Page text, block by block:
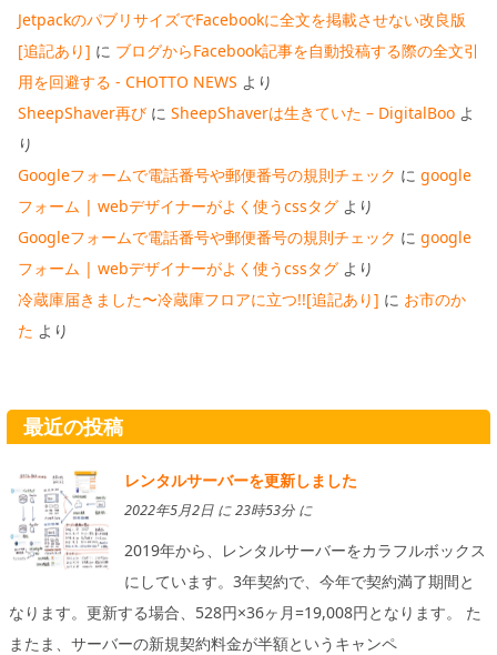
JetpackのパブリサイズでFacebookに全文を掲載させない改良版
[追記あり] に ブログからFacebook記事を自動投稿する際の全文引
用を回避する - CHOTTO NEWS より
SheepShaver再び に SheepShaverは生きていた – DigitalBoo よ
り
Googleフォームで電話番号や郵便番号の規則チェック に google
フォーム | webデザイナーがよく使うcssタグ より
Googleフォームで電話番号や郵便番号の規則チェック に google
フォーム | webデザイナーがよく使うcssタグ より
冷蔵庫届きました〜冷蔵庫フロアに立つ!![追記あり] に お市のか
た より
最近の投稿
レンタルサーバーを更新しました
2022年5月2日 に 23時53分 に
2019年から、レンタルサーバーをカラフルボックス
にしています。3年契約で、今年で契約満了期間と
なります。更新する場合、528円×36ヶ月=19,008円となります。 た
またま、サーバーの新規契約料金が半額というキャンペ